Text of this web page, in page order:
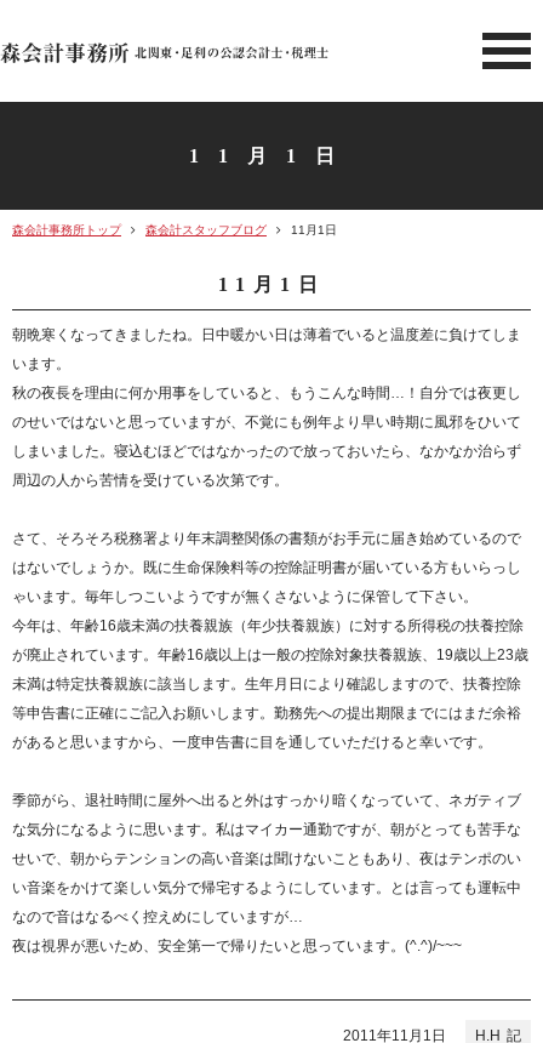
北関東 足利市の公認会計士・
11月1日
森会計事務所トップ 森会計スタッフブログ 11月1日
11月1日
朝晩寒くなってきましたね。日中暖かい日は薄着でいると温度差に負けてしま
います。
秋の夜長を理由に何か用事をしていると、もうこんな時間…！自分では夜更し
のせいではないと思っていますが、不覚にも例年より早い時期に風邪をひいて
しまいました。寝込むほどではなかったので放っておいたら、なかなか治らず
周辺の人から苦情を受けている次第です。
さて、そろそろ税務署より年末調整関係の書類がお手元に届き始めているので
はないでしょうか。既に生命保険料等の控除証明書が届いている方もいらっし
ゃいます。毎年しつこいようですが無くさないように保管して下さい。
今年は、年齢16歳未満の扶養親族（年少扶養親族）に対する所得税の扶養控除
が廃止されています。年齢16歳以上は一般の控除対象扶養親族、19歳以上23歳
未満は特定扶養親族に該当します。生年月日により確認しますので、扶養控除
等申告書に正確にご記入お願いします。勤務先への提出期限までにはまだ余裕
があると思いますから、一度申告書に目を通していただけると幸いです。
季節がら、退社時間に屋外へ出ると外はすっかり暗くなっていて、ネガティブ
な気分になるように思います。私はマイカー通勤ですが、朝がとっても苦手な
せいで、朝からテンションの高い音楽は聞けないこともあり、夜はテンポのい
い音楽をかけて楽しい気分で帰宅するようにしています。とは言っても運転中
なので音はなるべく控えめにしていますが…
夜は視界が悪いため、安全第一で帰りたいと思っています。(^.^)/~~~
H.H
2011年11月1日